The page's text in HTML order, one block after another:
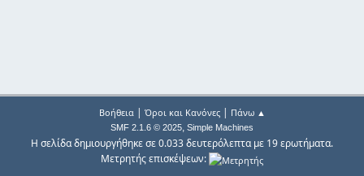
Βοήθεια| Όροι και Κανόνες| Πάνω ▲
SMF 2.1.6 © 2025, Simple Machines
Η σελίδα δημιουργήθηκε σε 0.033 δευτερόλεπτα με 19 ερωτήματα.
Μετρητής επισκέψεων: